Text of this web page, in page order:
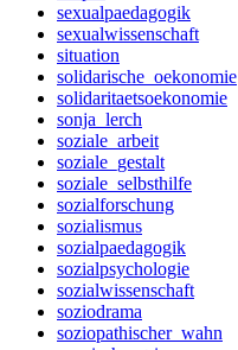
sexualpaedagogik
sexualwissenschaft
situation
solidarische_oekonomie
solidaritaetsoekonomie
sonja_lerch
soziale_arbeit
soziale_gestalt
soziale_selbsthilfe
sozialforschung
sozialismus
sozialpaedagogik
sozialpsychologie
sozialwissenschaft
soziodrama
soziopathischer_wahn